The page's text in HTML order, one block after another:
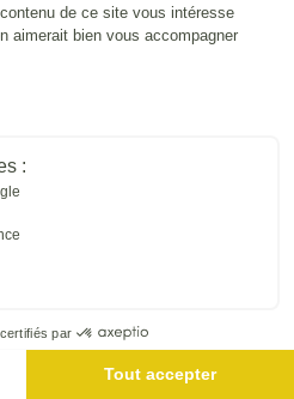
de ce site vous intéresse
aimerait bien vous accompagner
:
par
Tout accepter
,praticité:
vos extérieurs